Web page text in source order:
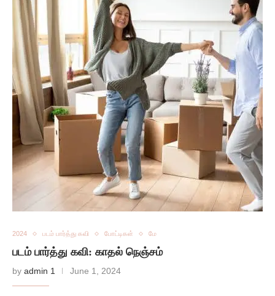
2024 படம் பார்த்து கவி போட்டிகள் மே
படம் பார்த்து கவி: காதல் நெஞ்சம்
by admin 1 June 1, 2024